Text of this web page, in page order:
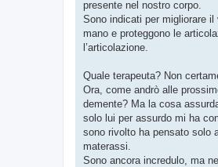
presente nel nostro corpo.
Sono indicati per migliorare
mano e proteggono le
l’articolazione.
Quale terapeuta? Non
Ora, come andrò alle
demente? Ma la cosa
solo lui per assurdo mi ha
sono rivolto ha pensato solo
materassi.
Sono ancora incredulo, ma